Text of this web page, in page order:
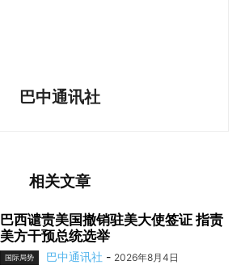
巴中通讯社
相关文章
巴西谴责美国撤销驻美大使签证 指责
美方干预总统选举
国际局势 巴中通讯社 - 2026年8月4日